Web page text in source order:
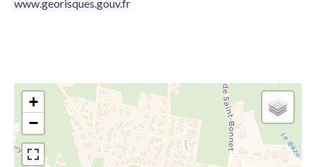
www.georisques.gouv.fr
+
−